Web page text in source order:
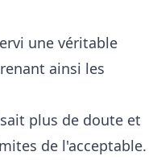
une véritable
ainsi les
plus de doute et
de l'acceptable.